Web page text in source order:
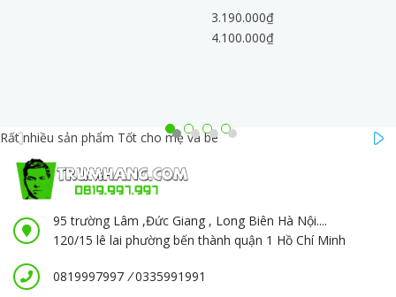
3.190.000₫
4.100.000₫
Rất nhiều sản phẩm Tốt cho mẹ và bé
prev
95 trường Lâm ,Đức Giang , Long Biên Hà Nội....
120/15 lê lai phường bến thành quận 1 Hồ Chí Minh
0819997997 /0335991991